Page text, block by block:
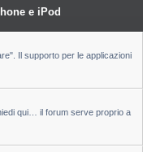
e iPod
Il supporto per le applicazioni
qui… il forum serve proprio a